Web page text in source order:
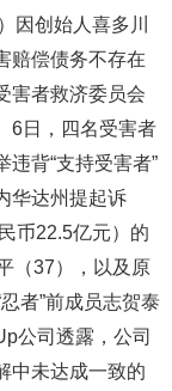
因创始人喜多川
赔偿债务不存在
害者救济委员会
6日，四名受害者
背“支持受害者”
华达州提起诉
币22.5亿元）的
（37），以及原
者”前成员志贺泰
公司透露，公司
中未达成一致的